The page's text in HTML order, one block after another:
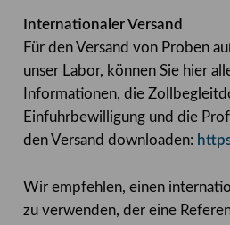
Internationaler Versand
Für den Versand von Proben
unser Labor, können Sie hier
Informationen, die
Einfuhrbewilligung und die
den Versand downloaden:
Wir empfehlen, einen
zu verwenden, der eine